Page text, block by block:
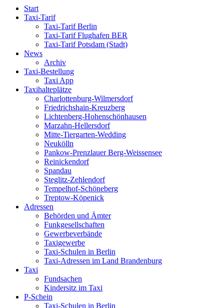
Start
Taxi-Tarif
Taxi-Tarif Berlin
Taxi-Tarif Flughafen BER
Taxi-Tarif Potsdam (Stadt)
News
Archiv
Taxi-Bestellung
Taxi App
Taxihalteplätze
Charlottenburg-Wilmersdorf
Friedrichshain-Kreuzberg
Lichtenberg-Hohenschönhausen
Marzahn-Hellersdorf
Mitte-Tiergarten-Wedding
Neukölln
Pankow-Prenzlauer Berg-Weissensee
Reinickendorf
Spandau
Steglitz-Zehlendorf
Tempelhof-Schöneberg
Treptow-Köpenick
Adressen
Behörden und Ämter
Funkgesellschaften
Gewerbeverbände
Taxigewerbe
Taxi-Schulen in Berlin
Taxi-Adressen im Land Brandenburg
Taxi
Fundsachen
Kindersitz im Taxi
P-Schein
Taxi-Schulen in Berlin